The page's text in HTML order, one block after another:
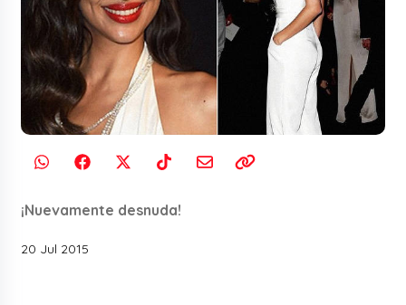
¡Nuevamente desnuda!
20 Jul 2015